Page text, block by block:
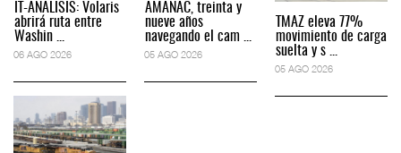
IT-ANÁLISIS: Volaris
abrirá ruta entre
Washin ...
06 AGO 2026
AMANAC, treinta y
nueve años
navegando el cam ...
05 AGO 2026
TMAZ eleva 77%
movimiento de carga
suelta y s ...
05 AGO 2026